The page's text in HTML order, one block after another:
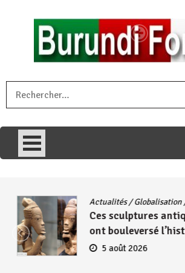
umariye umuryango wawe canke igihugu
uri ngaha ndagusigiye iki kibazo : Uriko
Actualités/Globalisation/
Ces sculptures
ont bouleversé
5 août 2026